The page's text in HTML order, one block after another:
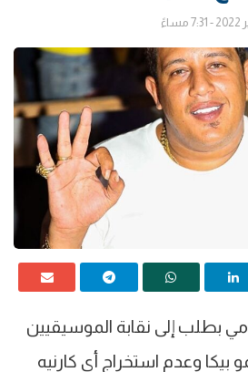
بطلب إلى نقابة الموسيقيين
وعدم استخراج أي كارنيه